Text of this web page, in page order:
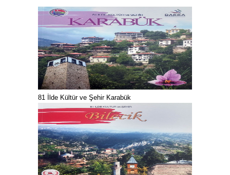
81 İlde Kültür ve Şehir Karabük